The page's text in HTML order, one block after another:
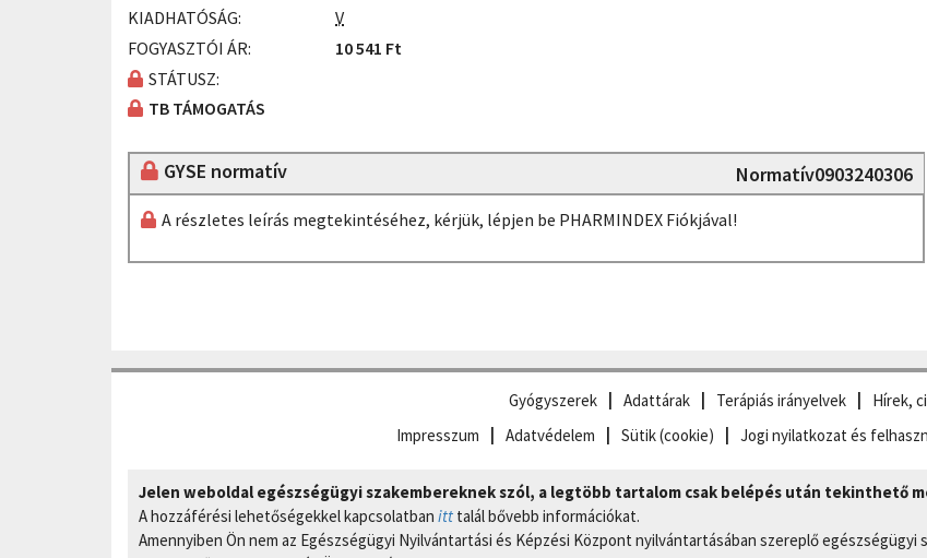
KIADHATÓSÁG:
V
FOGYASZTÓI ÁR:
10 541 Ft
STÁTUSZ:
TB TÁMOGATÁS
GYSE normatív Normatív0903240306
A részletes leírás megtekintéséhez, kérjük, lépjen be PHARMINDEX Fiókjával!
Gyógyszerek Adattárak Terápiás irányelvek
Hírek,
Impresszum
Adatvédelem Sütik (cookie) Jogi nyilatkozat és
Jelen weboldal egészségügyi szakembereknek szól, a legtöbb tartalom csak belépés után tekinthető
A hozzáférési lehetőségekkel kapcsolatban itt talál bővebb információkat.
Amennyiben Ön nem az Egészségügyi Nyilvántartási és Képzési Központ nyilvántartásában szereplő egészségügyi